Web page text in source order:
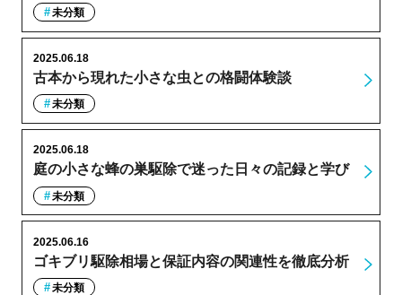
未分類
古本から現れた小さな虫との格闘体験談
2025.06.18
未分類
庭の小さな蜂の巣駆除で迷った日々の記録と学び
2025.06.18
未分類
ゴキブリ駆除相場と保証内容の関連性を徹底分析
2025.06.16
未分類